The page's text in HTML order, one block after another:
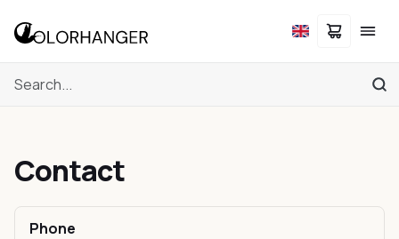
Contact
Phone